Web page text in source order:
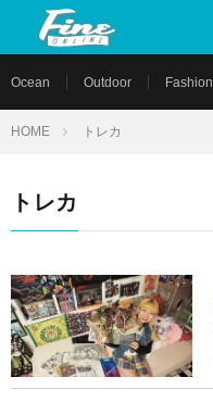
Ocean Outdoor Fashion
HOME トレカ
トレカ